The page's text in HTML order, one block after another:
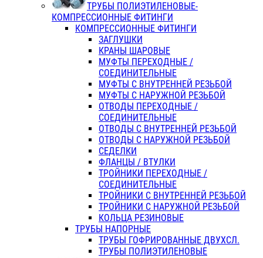
ТРУБЫ ПОЛИЭТИЛЕНОВЫЕ-
КОМПРЕССИОННЫЕ ФИТИНГИ
КОМПРЕССИОННЫЕ ФИТИНГИ
ЗАГЛУШКИ
КРАНЫ ШАРОВЫЕ
МУФТЫ ПЕРЕХОДНЫЕ /
СОЕДИНИТЕЛЬНЫЕ
МУФТЫ С ВНУТРЕННЕЙ РЕЗЬБОЙ
МУФТЫ С НАРУЖНОЙ РЕЗЬБОЙ
ОТВОДЫ ПЕРЕХОДНЫЕ /
СОЕДИНИТЕЛЬНЫЕ
ОТВОДЫ С ВНУТРЕННЕЙ РЕЗЬБОЙ
ОТВОДЫ С НАРУЖНОЙ РЕЗЬБОЙ
СЕДЕЛКИ
ФЛАНЦЫ / ВТУЛКИ
ТРОЙНИКИ ПЕРЕХОДНЫЕ /
СОЕДИНИТЕЛЬНЫЕ
ТРОЙНИКИ С ВНУТРЕННЕЙ РЕЗЬБОЙ
ТРОЙНИКИ С НАРУЖНОЙ РЕЗЬБОЙ
КОЛЬЦА РЕЗИНОВЫЕ
ТРУБЫ НАПОРНЫЕ
ТРУБЫ ГОФРИРОВАННЫЕ ДВУХСЛ.
ТРУБЫ ПОЛИЭТИЛЕНОВЫЕ